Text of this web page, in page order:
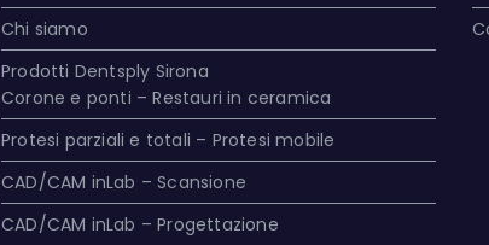
Chi siamo
Prodotti Dentsply Sirona
Corone e ponti – Restauri in ceramica
Protesi parziali e totali – Protesi mobile
CAD/CAM inLab – Scansione
CAD/CAM inLab – Progettazione